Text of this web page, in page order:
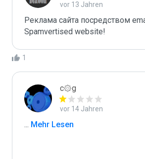
vor 13 Jahren
Реклама сайта посредством
Spamvertised website!
1
c۞g
vor 14 Jahren
... Mehr Lesen